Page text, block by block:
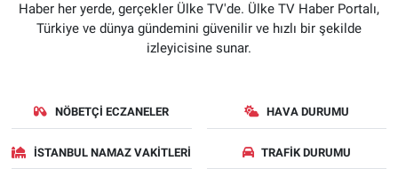
Haber her yerde, gerçekler Ülke TV'de. Ülke TV Haber Portalı,
Türkiye ve dünya gündemini güvenilir ve hızlı bir şekilde
izleyicisine sunar.
NÖBETÇI ECZANELER HAVA DURUMU
İSTANBUL NAMAZ VAKITLERI TRAFIK DURUMU